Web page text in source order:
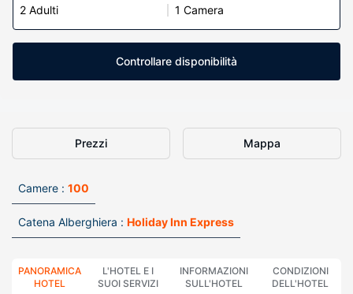
2 Adulti 1 Camera
Controllare disponibilità
Prezzi Mappa
Camere : 100
Catena Alberghiera : Holiday Inn Express
PANORAMICA
HOTEL
L'HOTEL E I
SUOI SERVIZI
INFORMAZIONI
SULL'HOTEL
CONDIZIONI
DELL'HOTEL